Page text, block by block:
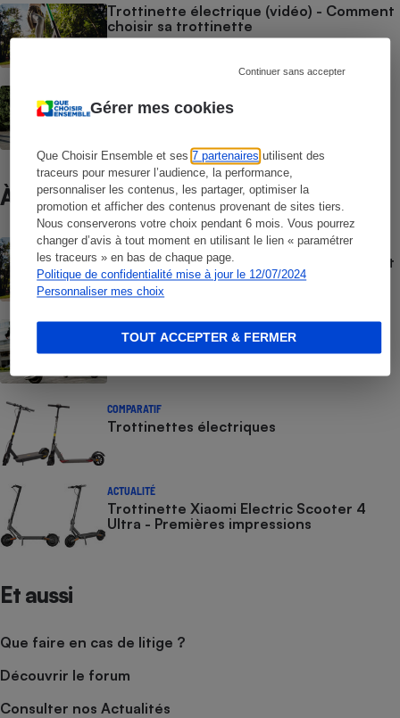
Gérer mes cookies
Que Choisir Ensemble et ses7 partenaires utilisent des
traceurs pour mesurer l’audience, la performance,
personnaliser les contenus, les partager, optimiser la
promotion et afficher des contenus provenant de sites tiers.
Nous conserverons votre choix pendant 6 mois. Vous pourrez
changer d’avis à tout moment en utilisant le lien « paramétrer
les traceurs » en bas de chaque page.
Politique de confidentialité mise à jour le 12/07/2024
Personnaliser mes choix
Continuer sans accepter
TOUT ACCEPTER & FERMER
Trottinette électrique (vidéo) - Comment
choisir sa trottinette
sa gyroroue
À ne pas manquer
GUIDE D'ACHAT
Trottinette électrique (vidéo) - Comment
choisir sa trottinette
Trottinettes, monoroues, draisiennes -
Quelle réglementation ?
COMPARATIF
Trottinettes électriques
ACTUALITÉ
Trottinette Xiaomi Electric Scooter 4
Ultra - Premières impressions
Et aussi
Que faire en cas de litige ?
Découvrir le forum
Consulter nos Actualités